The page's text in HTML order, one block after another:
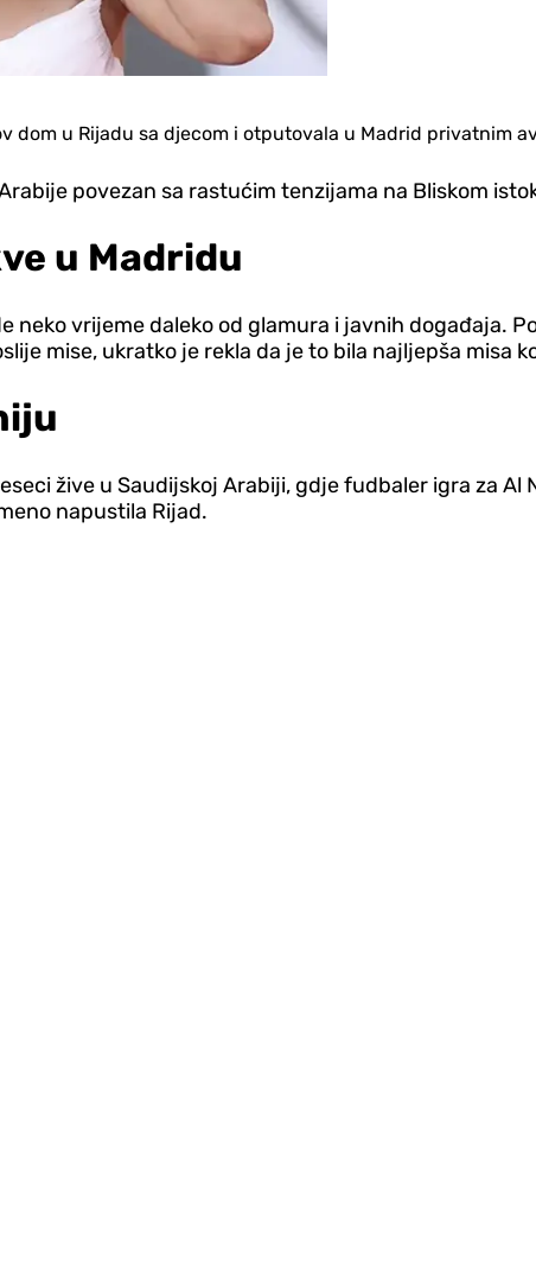
dom u Rijadu sa djecom i otputovala u Madrid privatnim
povezan sa rastućim tenzijama na Bliskom
u Madridu
neko vrijeme daleko od glamura i javnih događaja.
mise, ukratko je rekla da je to bila najljepša misa
žive u Saudijskoj Arabiji, gdje fudbaler igra za
napustila Rijad.